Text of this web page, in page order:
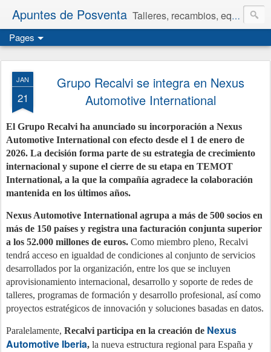
Apuntes de Posventa Talleres, recambios, equipamiento y neumáticos.
Pages
JAN
21
Grupo Recalvi se integra en Nexus
Automotive International
El Grupo Recalvi ha anunciado su incorporación a Nexus
Automotive International con efecto desde el 1 de enero de
2026. La decisión forma parte de su estrategia de crecimiento
internacional y supone el cierre de su etapa en TEMOT
International, a la que la compañía agradece la colaboración
mantenida en los últimos años.
Nexus Automotive International agrupa a más de 500 socios en
más de 150 países y registra una facturación conjunta superior
a los 52.000 millones de euros. Como miembro pleno, Recalvi
tendrá acceso en igualdad de condiciones al conjunto de servicios
desarrollados por la organización, entre los que se incluyen
aprovisionamiento internacional, desarrollo y soporte de redes de
talleres, programas de formación y desarrollo profesional, así como
proyectos estratégicos de innovación y soluciones basadas en datos.
Paralelamente, Recalvi participa en la creación de Nexus
Automotive Iberia, la nueva estructura regional para España y